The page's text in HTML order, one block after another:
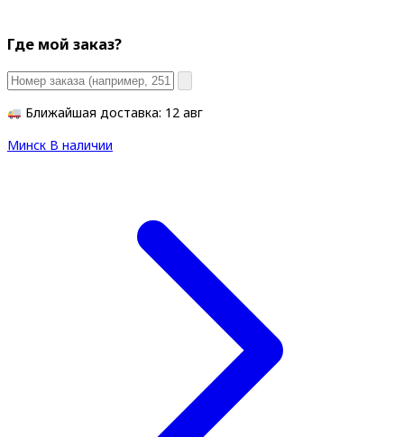
Где мой заказ?
Ближайшая доставка: 12 авг
Минск В наличии